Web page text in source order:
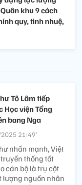
khu 9 cách
quy, tinh nhuệ,
Tô Lâm tiếp
Học viện Tổng
bang Nga
21:49’
nhấn mạnh, Việt
thống tốt
cán bộ là trụ cột
lượng nguồn nhân